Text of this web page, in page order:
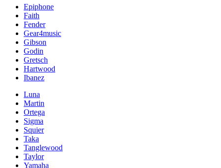
Epiphone
Faith
Fender
Gear4music
Gibson
Godin
Gretsch
Hartwood
Ibanez
Luna
Martin
Ortega
Sigma
Squier
Taka
Tanglewood
Taylor
Yamaha